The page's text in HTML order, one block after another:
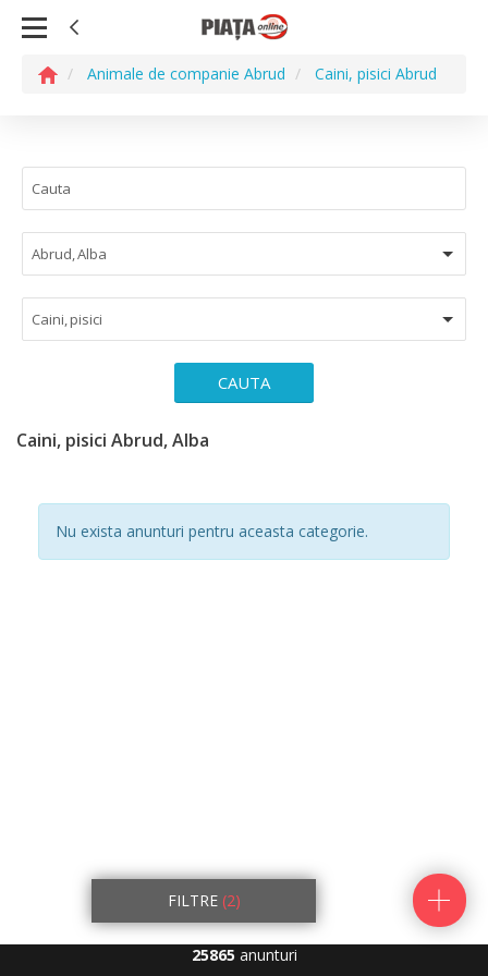
Animale de companie Abrud Caini, pisici Abrud
Abrud, Alba
Caini, pisici
CAUTA
Caini, pisici Abrud, Alba
Nu exista anunturi pentru aceasta categorie.
FILTRE (2)
25865 anunturi